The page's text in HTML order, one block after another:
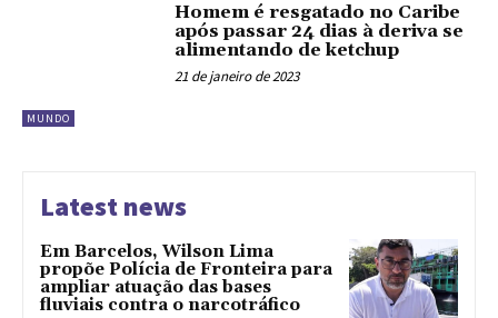
MUNDO
Homem é resgatado no Caribe
após passar 24 dias à deriva se
alimentando de ketchup
21 de janeiro de 2023
Latest news
Em Barcelos, Wilson Lima
propõe Polícia de Fronteira para
ampliar atuação das bases
fluviais contra o narcotráfico